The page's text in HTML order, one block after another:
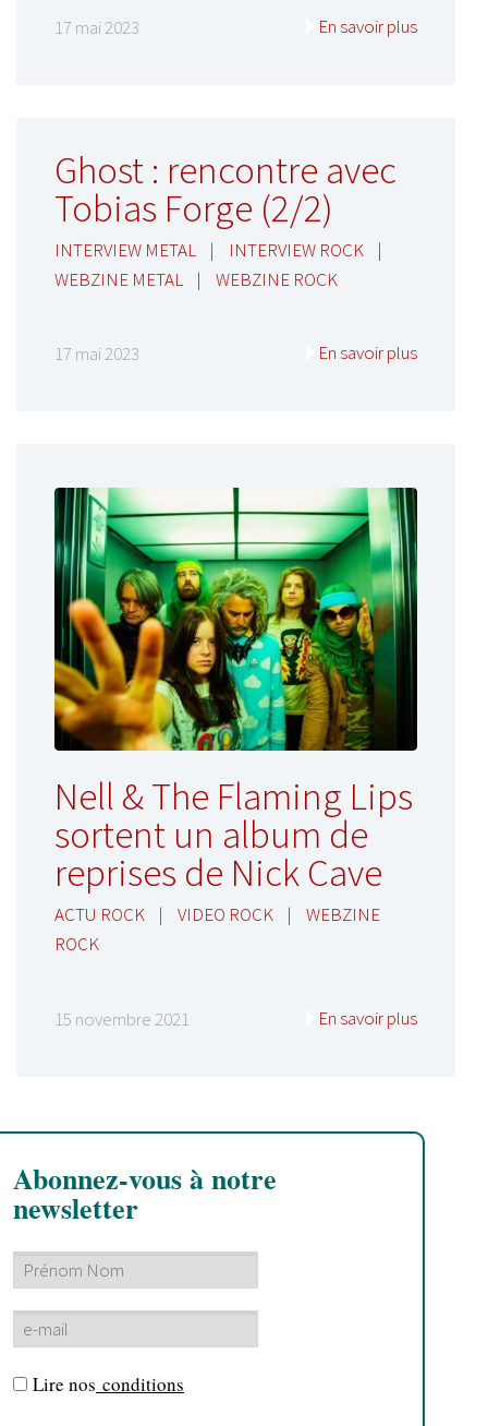
17 mai 2023 En savoir plus
Ghost : rencontre avec
Tobias Forge (2/2)
INTERVIEW METAL | INTERVIEW ROCK
|
WEBZINE METAL
| WEBZINE ROCK
17 mai 2023 En savoir plus
Nell & The Flaming Lips
sortent un album de
reprises de Nick Cave
ACTU ROCK | VIDEO ROCK |
WEBZINE
ROCK
15 novembre 2021 En savoir plus
Abonnez-vous à notre
newsletter
Lire nos conditions